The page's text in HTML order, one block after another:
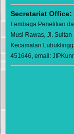
Secretariat Office:
Lembaga Penelitian
Musi Rawas, Jl.
Kecamatan
451646, email: